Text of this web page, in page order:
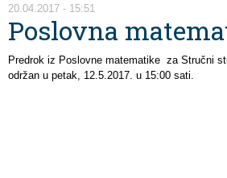
Vi ste ovdje
20.04.2017 - 15:51
Poslovna
Predrok iz Poslovne matematike za Stručni
održan u petak, 12.5.2017. u 15:00 sati.